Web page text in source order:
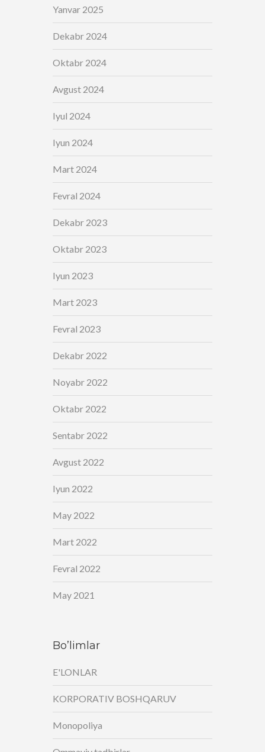
Yanvar 2025
Dekabr 2024
Oktabr 2024
Avgust 2024
Iyul 2024
Iyun 2024
Mart 2024
Fevral 2024
Dekabr 2023
Oktabr 2023
Iyun 2023
Mart 2023
Fevral 2023
Dekabr 2022
Noyabr 2022
Oktabr 2022
Sentabr 2022
Avgust 2022
Iyun 2022
May 2022
Mart 2022
Fevral 2022
May 2021
Bo’limlar
E'LONLAR
KORPORATIV BOSHQARUV
Monopoliya